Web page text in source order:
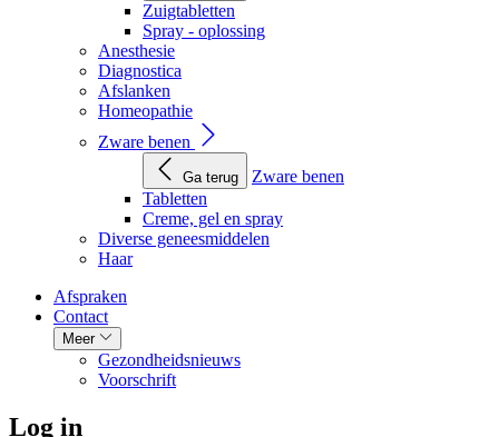
Zuigtabletten
Spray - oplossing
Anesthesie
Diagnostica
Afslanken
Homeopathie
Zware benen
Ga terug
Zware benen
Tabletten
Creme, gel en spray
Diverse geneesmiddelen
Haar
Afspraken
Contact
Meer
Gezondheidsnieuws
Voorschrift
Log in